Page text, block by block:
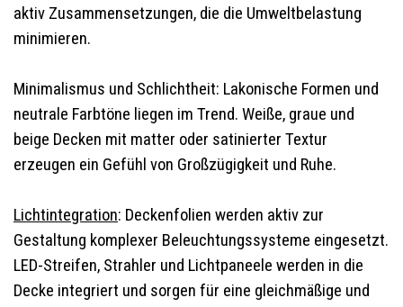
aktiv Zusammensetzungen, die die Umweltbelastung
minimieren.
Minimalismus und Schlichtheit: Lakonische Formen und
neutrale Farbtöne liegen im Trend. Weiße, graue und
beige Decken mit matter oder satinierter Textur
erzeugen ein Gefühl von Großzügigkeit und Ruhe.
Lichtintegration: Deckenfolien werden aktiv zur
Gestaltung komplexer Beleuchtungssysteme eingesetzt.
LED-Streifen, Strahler und Lichtpaneele werden in die
Decke integriert und sorgen für eine gleichmäßige und